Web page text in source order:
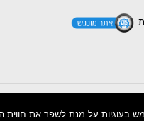
בעוגיות על מנת לשפר את חווית